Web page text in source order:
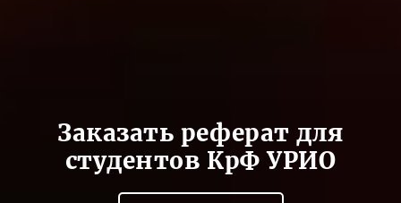
Заказать реферат для
студентов КрФ УРИО